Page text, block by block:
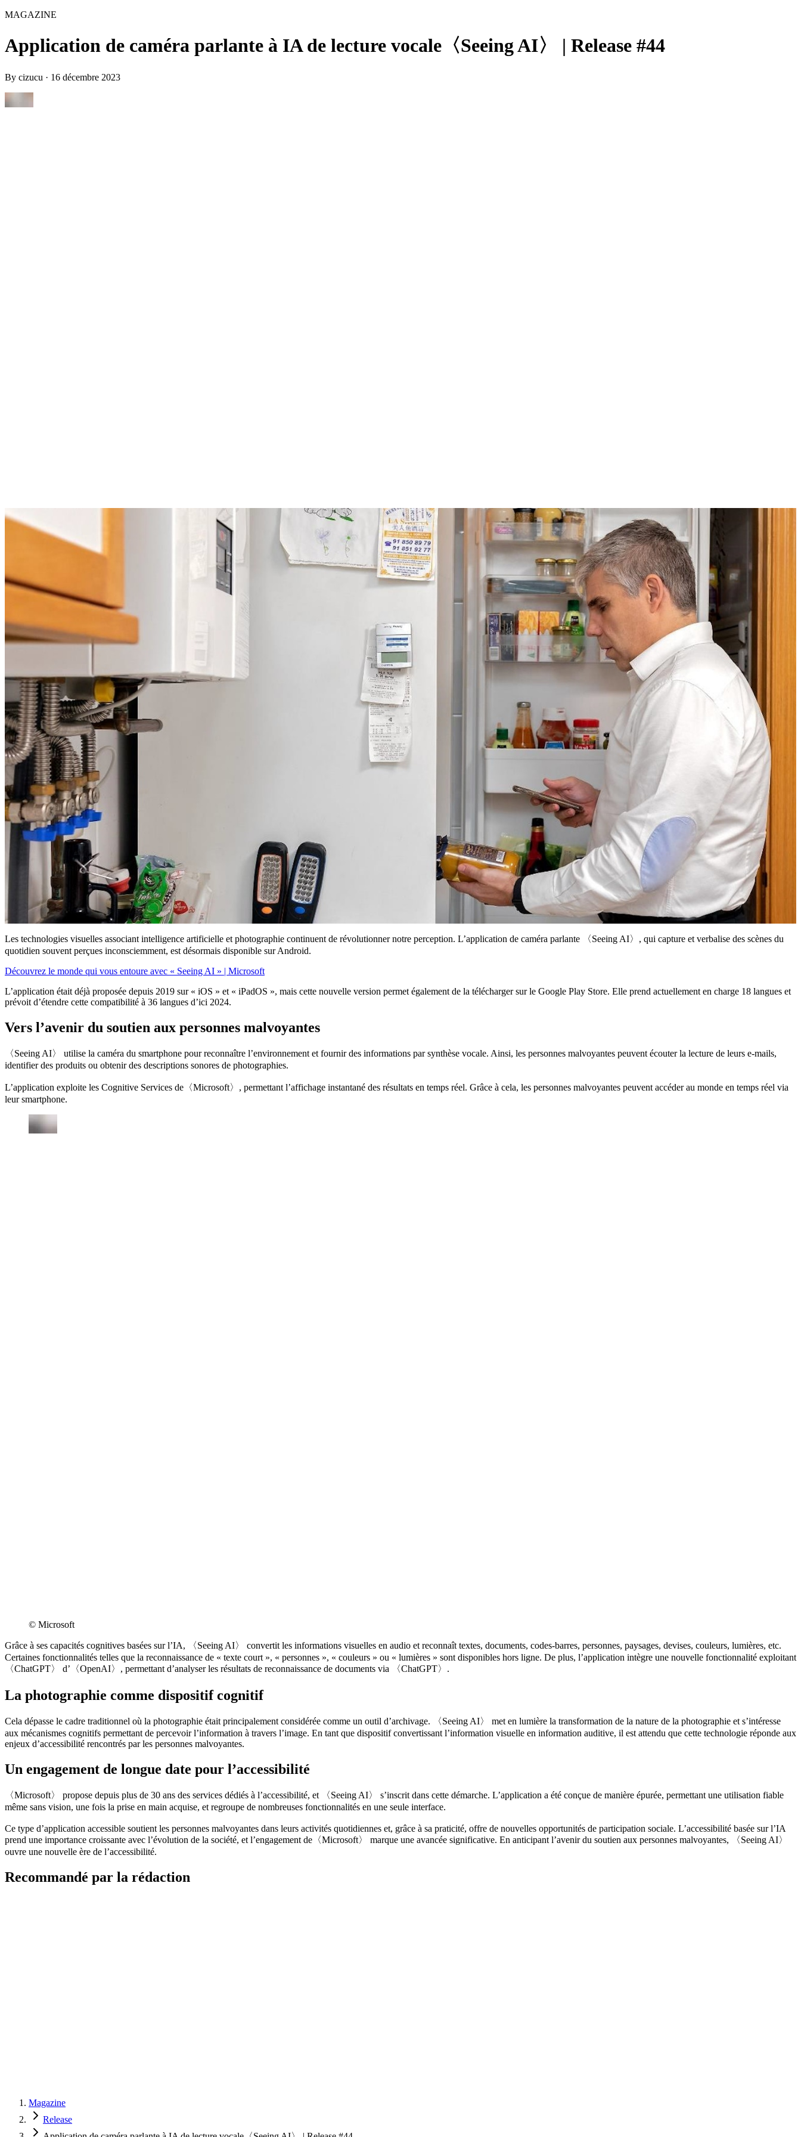
MAGAZINE
Application de caméra parlante à IA de lecture vocale〈Seeing AI〉 | Release #44
By cizucu · 16 décembre 2023
Les technologies visuelles associant intelligence artificielle et photographie continuent de révolutionner notre perception. L’application de caméra parlante 〈Seeing AI〉, qui capture et verbalise des scènes du
quotidien souvent perçues inconsciemment, est désormais disponible sur Android.
Découvrez le monde qui vous entoure avec « Seeing AI » | Microsoft
L’application était déjà proposée depuis 2019 sur « iOS » et « iPadOS », mais cette nouvelle version permet également de la télécharger sur le Google Play Store. Elle prend actuellement en charge 18 langues et
prévoit d’étendre cette compatibilité à 36 langues d’ici 2024.
Vers l’avenir du soutien aux personnes malvoyantes
〈Seeing AI〉 utilise la caméra du smartphone pour reconnaître l’environnement et fournir des informations par synthèse vocale. Ainsi, les personnes malvoyantes peuvent écouter la lecture de leurs e-mails,
identifier des produits ou obtenir des descriptions sonores de photographies.
L’application exploite les Cognitive Services de〈Microsoft〉, permettant l’affichage instantané des résultats en temps réel. Grâce à cela, les personnes malvoyantes peuvent accéder au monde en temps réel via
leur smartphone.
© Microsoft
Grâce à ses capacités cognitives basées sur l’IA, 〈Seeing AI〉 convertit les informations visuelles en audio et reconnaît textes, documents, codes-barres, personnes, paysages, devises, couleurs, lumières, etc.
Certaines fonctionnalités telles que la reconnaissance de « texte court », « personnes », « couleurs » ou « lumières » sont disponibles hors ligne. De plus, l’application intègre une nouvelle fonctionnalité exploitant
〈ChatGPT〉 d’〈OpenAI〉, permettant d’analyser les résultats de reconnaissance de documents via 〈ChatGPT〉.
La photographie comme dispositif cognitif
Cela dépasse le cadre traditionnel où la photographie était principalement considérée comme un outil d’archivage. 〈Seeing AI〉 met en lumière la transformation de la nature de la photographie et s’intéresse
aux mécanismes cognitifs permettant de percevoir l’information à travers l’image. En tant que dispositif convertissant l’information visuelle en information auditive, il est attendu que cette technologie réponde aux
enjeux d’accessibilité rencontrés par les personnes malvoyantes.
Un engagement de longue date pour l’accessibilité
〈Microsoft〉 propose depuis plus de 30 ans des services dédiés à l’accessibilité, et 〈Seeing AI〉 s’inscrit dans cette démarche. L’application a été conçue de manière épurée, permettant une utilisation fiable
même sans vision, une fois la prise en main acquise, et regroupe de nombreuses fonctionnalités en une seule interface.
Ce type d’application accessible soutient les personnes malvoyantes dans leurs activités quotidiennes et, grâce à sa praticité, offre de nouvelles opportunités de participation sociale. L’accessibilité basée sur l’IA
prend une importance croissante avec l’évolution de la société, et l’engagement de〈Microsoft〉 marque une avancée significative. En anticipant l’avenir du soutien aux personnes malvoyantes, 〈Seeing AI〉
ouvre une nouvelle ère de l’accessibilité.
Recommandé par la rédaction
Magazine
Release